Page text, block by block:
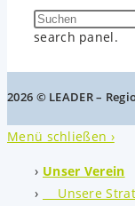
search panel.
2026 © LEADER –
Menü schließen ›
Unser Verein
Unsere